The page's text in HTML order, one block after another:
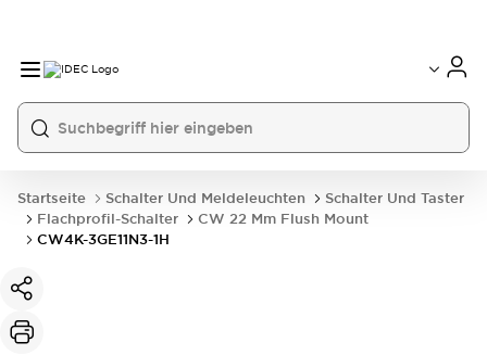
Startseite Schalter Und Meldeleuchten
Schalter Und Taster
Flachprofil-Schalter
CW 22 Mm Flush Mount
CW4K-3GE11N3-1H